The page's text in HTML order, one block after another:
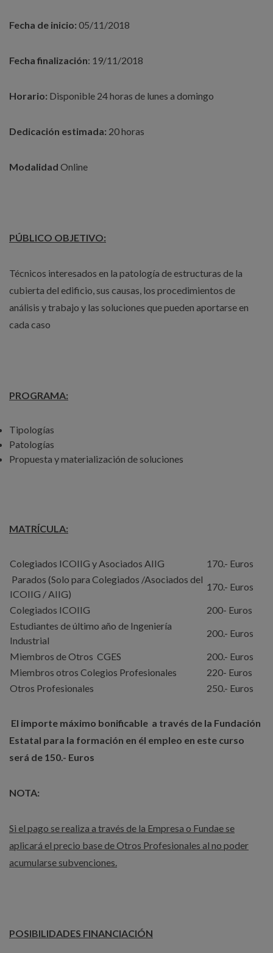
Fecha de inicio: 05/11/2018
Fecha finalización: 19/11/2018
Horario: Disponible 24 horas de lunes a domingo
Dedicación estimada: 20 horas
Modalidad Online
PÚBLICO OBJETIVO:
Técnicos interesados en la patología de estructuras de la
cubierta del edificio, sus causas, los procedimientos de
análisis y trabajo y las soluciones que pueden aportarse en
cada caso
PROGRAMA:
Tipologías
Patologías
Propuesta y materialización de soluciones
MATRÍCULA:
Colegiados ICOIIG y Asociados AIIG
170.- Euros
Parados (Solo para Colegiados /Asociados del
ICOIIG / AIIG)
170.- Euros
Colegiados ICOIIG
200- Euros
Estudiantes de último año de Ingeniería
Industrial
200.- Euros
Miembros de Otros CGES
200.- Euros
Miembros otros Colegios Profesionales
220- Euros
Otros Profesionales
250.- Euros
El importe máximo bonificable a través de la Fundación
Estatal para la formación en él empleo en este curso
será de 150.- Euros
NOTA:
Si el pago se realiza a través de la Empresa o Fundae se
aplicará el precio base de Otros Profesionales al no poder
acumularse subvenciones.
POSIBILIDADES FINANCIACIÓN